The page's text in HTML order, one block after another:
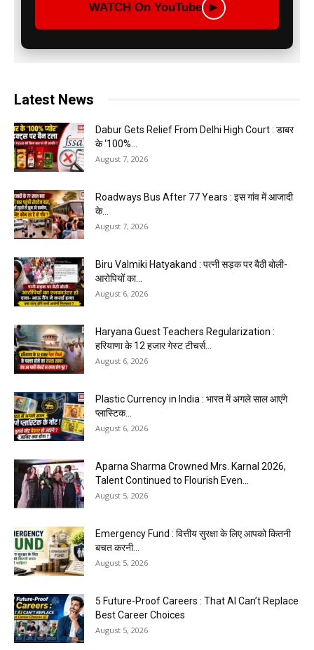
WATCH On YouTube ▶
Latest News
Dabur Gets Relief From Delhi High Court : डाबर
के ‘100%...
August 7, 2026
Roadways Bus After 77 Years : इस गांव में आजादी
के...
August 7, 2026
Biru Valmiki Hatyakand : पत्नी सड़क पर बैठी बोली-
आरोपियों का...
August 6, 2026
Haryana Guest Teachers Regularization :
हरियाणा के 12 हजार गेस्ट टीचर्स...
August 6, 2026
Plastic Currency in India : भारत में अगले साल आएंगे
प्लास्टिक...
August 6, 2026
Aparna Sharma Crowned Mrs. Karnal 2026,
Talent Continued to Flourish Even...
August 5, 2026
Emergency Fund : वित्तीय सुरक्षा के लिए आपको कितनी
बचत करनी...
August 5, 2026
5 Future-Proof Careers : That AI Can’t Replace
Best Career Choices
August 5, 2026